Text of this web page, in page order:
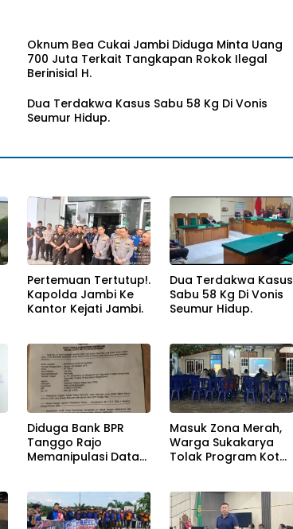
Oknum Bea Cukai Jambi Diduga Minta Uang
700 Juta Terkait Tangkapan Rokok Ilegal
Berinisial H.
Dua Terdakwa Kasus Sabu 58 Kg Di Vonis
Seumur Hidup.
Pertemuan Tertutup!.
Kapolda Jambi Ke
Kantor Kejati Jambi.
Dua Terdakwa Kasus
Sabu 58 Kg Di Vonis
Seumur Hidup.
Diduga Bank BPR
Tanggo Rajo
Memanipulasi Data
Masuk Zona Merah,
Warga Sukakarya
Tolak Program Kota